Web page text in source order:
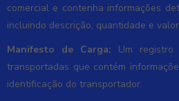
comercial e contenha informações
incluindo descrição, quantidade e
Manifesto de Carga: Um registro
transportadas que contém
identificação do transportador.